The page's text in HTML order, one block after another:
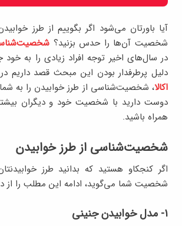
آیا باورتان می‌شود اگر بگوییم از طرز
شخصیت آن‌ها را حدس بزنید؟
در سال‌های اخیر توجه افراد زیادی را به
دلیل پرطرفدار بودن این مبحث قصد داریم در
اکالا، شخصیت‌شناسی از طرز خوابیدن را به
دوست دارید با شخصیت خود و دیگران بیشتر
همراه باشید.
شخصیت‌شناسی از طرز خوابیدن
اگر کنجکاو هستید که بدانید طرز
شخصیت شما می‌گوید، ادامه این مطلب را
۱- مدل خوابیدن جنینی